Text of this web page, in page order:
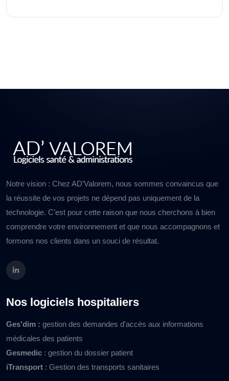
Notre vision : Chez AD’Valorem, nous sommes convaincus que
la réussite de vos projets ne dépend pas uniquement de la
technologie. C’est pour cette raison que nous cherchons à bien
comprendre votre environnement et que nous accompagnons et
formons nos clients dans un souci de résultat.
Nos logiciels hospitaliers
Ges'dim : gestion des demandes d'accès aux informations
médicales des patients
Gesmedic : gestion du dossier patient
iTransport : Gestion des transports sanitaires